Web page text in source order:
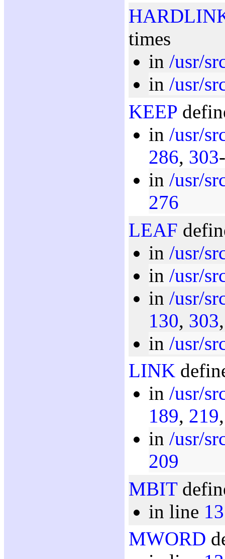
times
in /usr/
in /usr/
KEEP
in /usr/
286, 303-
in /usr/
276
LEAF
in /usr/
in /usr/
in /usr/
130, 303
in /usr/
LINK
in /usr/
189, 219
in /usr/
209
MBIT
in line
MWORD